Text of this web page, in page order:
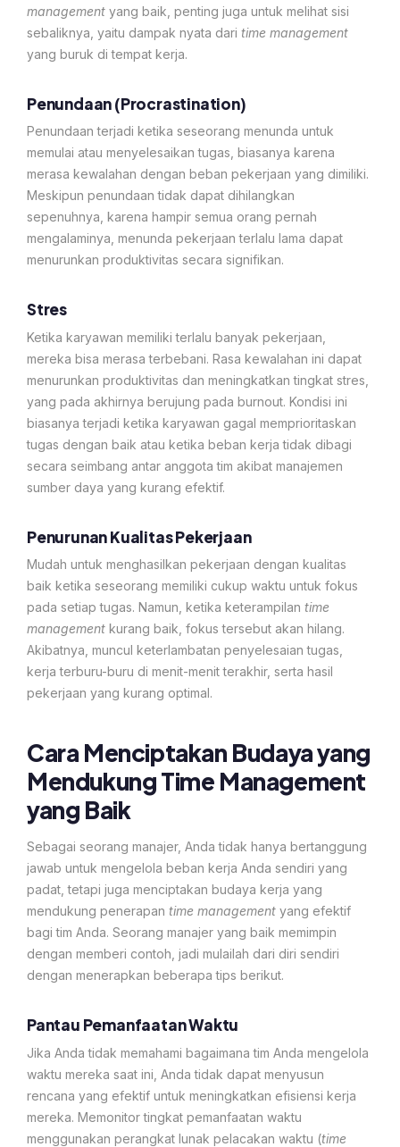
management yang baik, penting juga untuk melihat sisi
sebaliknya, yaitu dampak nyata dari time management
yang buruk di tempat kerja.
Penundaan (Procrastination)
Penundaan terjadi ketika seseorang menunda untuk
memulai atau menyelesaikan tugas, biasanya karena
merasa kewalahan dengan beban pekerjaan yang dimiliki.
Meskipun penundaan tidak dapat dihilangkan
sepenuhnya, karena hampir semua orang pernah
mengalaminya, menunda pekerjaan terlalu lama dapat
menurunkan produktivitas secara signifikan.
Stres
Ketika karyawan memiliki terlalu banyak pekerjaan,
mereka bisa merasa terbebani. Rasa kewalahan ini dapat
menurunkan produktivitas dan meningkatkan tingkat stres,
yang pada akhirnya berujung pada burnout. Kondisi ini
biasanya terjadi ketika karyawan gagal memprioritaskan
tugas dengan baik atau ketika beban kerja tidak dibagi
secara seimbang antar anggota tim akibat manajemen
sumber daya yang kurang efektif.
Penurunan Kualitas Pekerjaan
Mudah untuk menghasilkan pekerjaan dengan kualitas
baik ketika seseorang memiliki cukup waktu untuk fokus
pada setiap tugas. Namun, ketika keterampilan time
management kurang baik, fokus tersebut akan hilang.
Akibatnya, muncul keterlambatan penyelesaian tugas,
kerja terburu-buru di menit-menit terakhir, serta hasil
pekerjaan yang kurang optimal.
Cara Menciptakan Budaya yang
Mendukung Time Management
yang Baik
Sebagai seorang manajer, Anda tidak hanya bertanggung
jawab untuk mengelola beban kerja Anda sendiri yang
padat, tetapi juga menciptakan budaya kerja yang
mendukung penerapan time management yang efektif
bagi tim Anda. Seorang manajer yang baik memimpin
dengan memberi contoh, jadi mulailah dari diri sendiri
dengan menerapkan beberapa tips berikut.
Pantau Pemanfaatan Waktu
Jika Anda tidak memahami bagaimana tim Anda mengelola
waktu mereka saat ini, Anda tidak dapat menyusun
rencana yang efektif untuk meningkatkan efisiensi kerja
mereka. Memonitor tingkat pemanfaatan waktu
menggunakan perangkat lunak pelacakan waktu (time